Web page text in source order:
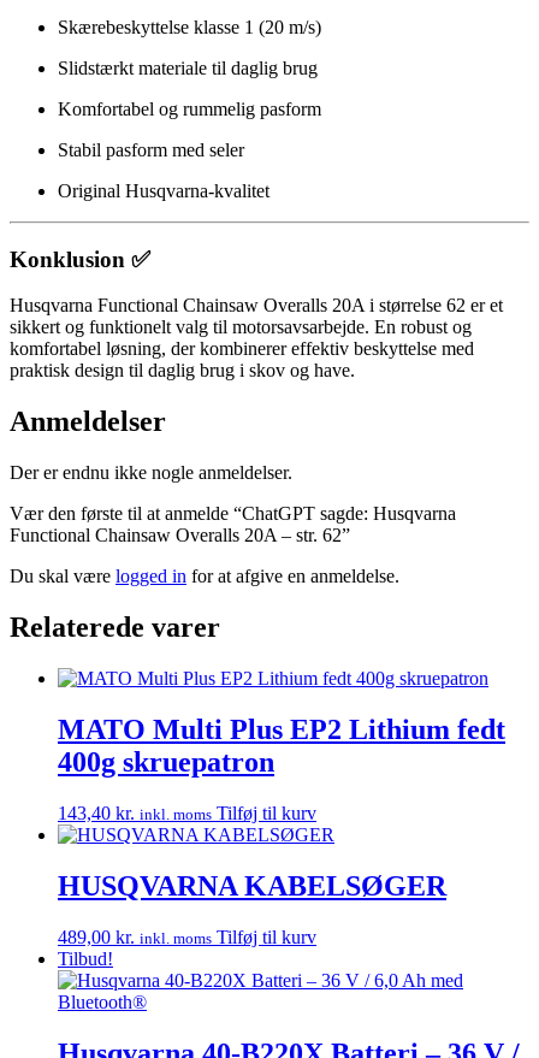
Skærebeskyttelse klasse 1 (20 m/s)
Slidstærkt materiale til daglig brug
Komfortabel og rummelig pasform
Stabil pasform med seler
Original Husqvarna-kvalitet
Konklusion ✅
Husqvarna Functional Chainsaw Overalls 20A i størrelse 62 er et
sikkert og funktionelt valg til motorsavsarbejde. En robust og
komfortabel løsning, der kombinerer effektiv beskyttelse med
praktisk design til daglig brug i skov og have.
Anmeldelser
Der er endnu ikke nogle anmeldelser.
Vær den første til at anmelde “ChatGPT sagde: Husqvarna
Functional Chainsaw Overalls 20A – str. 62”
Du skal være logged in for at afgive en anmeldelse.
Relaterede varer
MATO Multi Plus EP2 Lithium fedt
400g skruepatron
143,40 kr. inkl. moms Tilføj til kurv
HUSQVARNA KABELSØGER
489,00 kr. inkl. moms Tilføj til kurv
Tilbud!